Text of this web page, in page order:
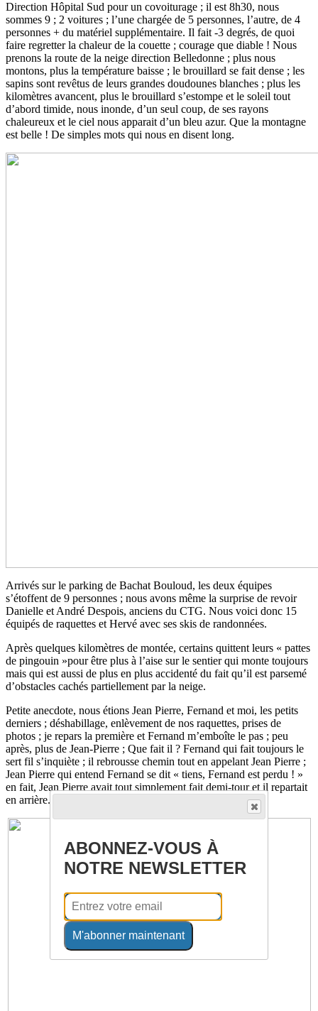
Direction Hôpital Sud pour un covoiturage ; il est 8h30, nous
sommes 9 ; 2 voitures ; l’une chargée de 5 personnes, l’autre, de 4
personnes + du matériel supplémentaire. Il fait -3 degrés, de quoi
faire regretter la chaleur de la couette ; courage que diable ! Nous
prenons la route de la neige direction Belledonne ; plus nous
montons, plus la température baisse ; le brouillard se fait dense ; les
sapins sont revêtus de leurs grandes doudounes blanches ; plus les
kilomètres avancent, plus le brouillard s’estompe et le soleil tout
d’abord timide, nous inonde, d’un seul coup, de ses rayons
chaleureux et le ciel nous apparait d’un bleu azur. Que la montagne
est belle ! De simples mots qui nous en disent long.
Arrivés sur le parking de Bachat Bouloud, les deux équipes
s’étoffent de 9 personnes ; nous avons même la surprise de revoir
Danielle et André Despois, anciens du CTG. Nous voici donc 15
équipés de raquettes et Hervé avec ses skis de randonnées.
Après quelques kilomètres de montée, certains quittent leurs « pattes
de pingouin »pour être plus à l’aise sur le sentier qui monte toujours
mais qui est aussi de plus en plus accidenté du fait qu’il est parsemé
d’obstacles cachés partiellement par la neige.
Petite anecdote, nous étions Jean Pierre, Fernand et moi, les petits
derniers ; déshabillage, enlèvement de nos raquettes, prises de
photos ; je repars la première et Fernand m’emboîte le pas ; peu
après, plus de Jean-Pierre ; Que fait il ? Fernand qui fait toujours le
sert fil s’inquiète ; il rebrousse chemin tout en appelant Jean Pierre ;
Jean Pierre qui entend Fernand se dit « tiens, Fernand est perdu ! »
en fait, Jean Pierre avait tout simplement fait demi-tour et il repartait
en arrière.
ABONNEZ-VOUS À
NOTRE NEWSLETTER
M'abonner maintenant